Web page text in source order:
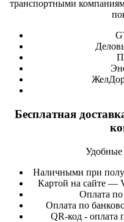
транспортными
Бесплатная
Наличными при
Картой на сайте —
Оплата по
Оплата по
QR-код - оплата